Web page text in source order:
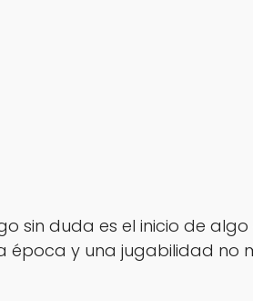
sin duda es el inicio de
época y una jugabilidad no